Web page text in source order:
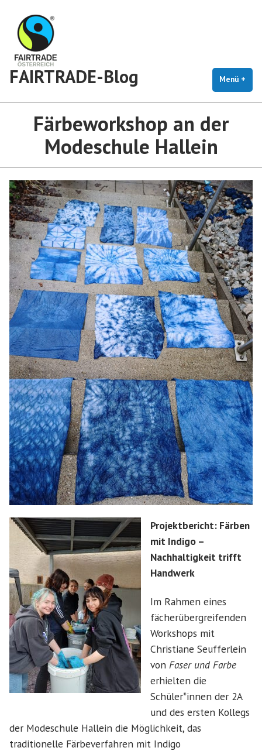
Inhalt
springen
FAIRTRADE-Blog Menü +
Färbeworkshop an der
Modeschule Hallein
Projektbericht: Färben
mit Indigo –
Nachhaltigkeit trifft
Handwerk
Im Rahmen eines
fächerübergreifenden
Workshops mit
Christiane Seufferlein
von Faser und Farbe
erhielten die
Schüler*innen der 2A
und des ersten Kollegs
der Modeschule Hallein die Möglichkeit, das
traditionelle Färbeverfahren mit Indigo